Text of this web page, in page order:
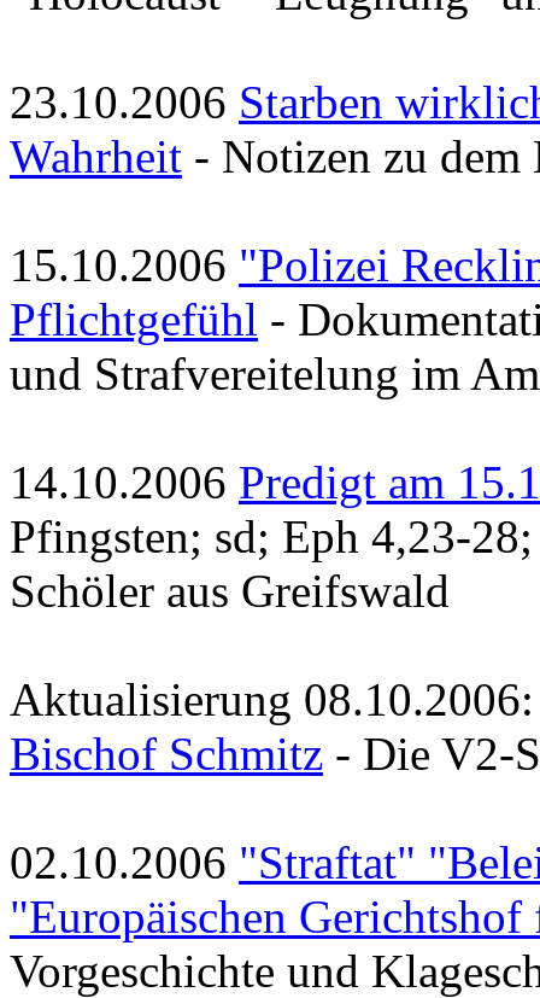
23.10.2006 Starben
Wahrheit - Notizen zu
15.10.2006 "Polizei
Pflichtgefühl -
und Strafvereitelung im
14.10.2006 Predigt am
Pfingsten; sd; Eph 4,23-
Schöler aus Greifswald
Aktualisierung
Bischof Schmitz - Die V2-
02.10.2006 "Straftat"
"Europäischen
Vorgeschichte und